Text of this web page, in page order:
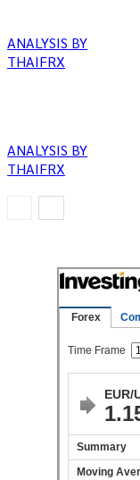
ANALYSIS BY
THAIFRX
ANALYSIS BY
THAIFRX